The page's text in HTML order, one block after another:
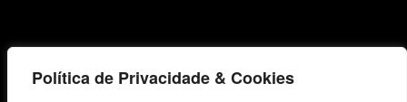
Política de Privacidade & Cookies
Fale Conosco